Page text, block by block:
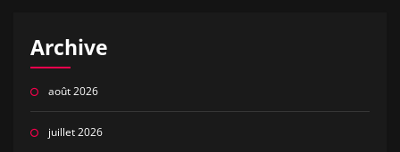
Archive
août 2026
juillet 2026